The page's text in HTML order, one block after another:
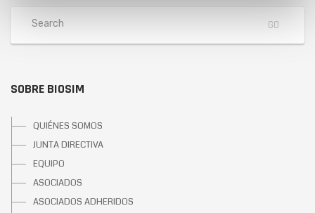
SOBRE BIOSIM
QUIÉNES SOMOS
JUNTA DIRECTIVA
EQUIPO
ASOCIADOS
ASOCIADOS ADHERIDOS